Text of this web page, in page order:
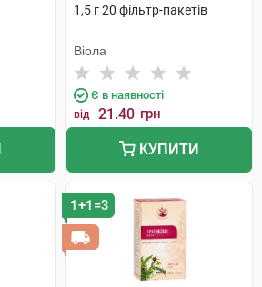
1,5 г 20 фільтр-пакетів
Віола
Є в наявності
від 21.40 грн
КУПИТИ
1+1=3